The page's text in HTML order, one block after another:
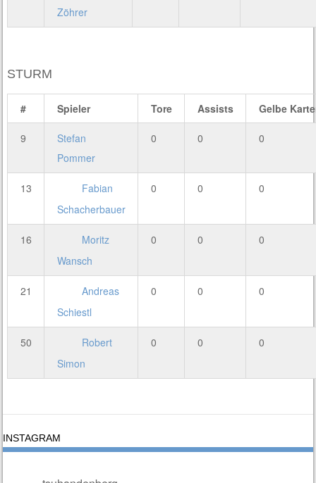
Zöhrer
STURM
# Spieler Tore Assists Gelbe
9
Stefan
Pommer
0 0 0
13
Fabian
Schacherbauer
0 0 0
16
Moritz
Wansch
0 0 0
21
Andreas
Schiestl
0 0 0
50
Robert
Simon
0 0 0
INSTAGRAM